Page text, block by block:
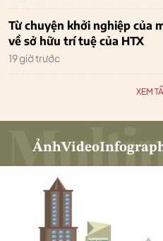
Từ chuyện khởi nghiệp của
về sở hữu trí tuệ của HTX
19 giờ trước
XEM
ẢnhVideo